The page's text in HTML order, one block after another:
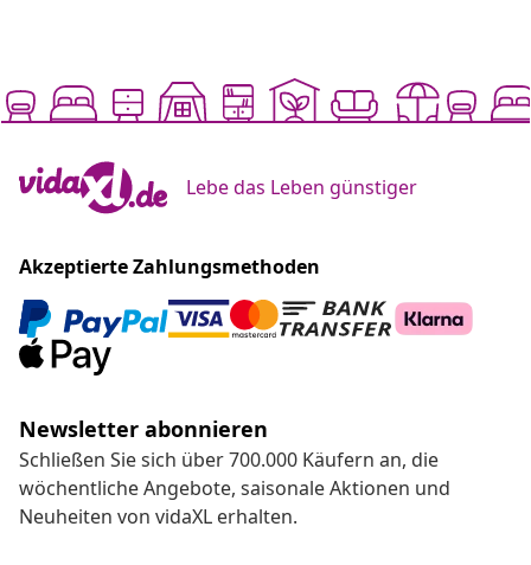
Lebe das Leben günstiger
Akzeptierte Zahlungsmethoden
Newsletter abonnieren
Schließen Sie sich über 700.000 Käufern an, die
wöchentliche Angebote, saisonale Aktionen und
Neuheiten von vidaXL erhalten.